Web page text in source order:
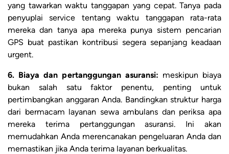
yang tawarkan waktu tanggapan yang cepat. Tanya pada
penyuplai service tentang waktu tanggapan rata-rata
mereka dan tanya apa mereka punya sistem pencarian
GPS buat pastikan kontribusi segera sepanjang keadaan
urgent.
6. Biaya dan pertanggungan asuransi: meskipun biaya
bukan salah satu faktor penentu, penting untuk
pertimbangkan anggaran Anda. Bandingkan struktur harga
dari bermacam layanan sewa ambulans dan periksa apa
mereka terima pertanggungan asuransi. Ini akan
memudahkan Anda merencanakan pengeluaran Anda dan
memastikan jika Anda terima layanan berkualitas.